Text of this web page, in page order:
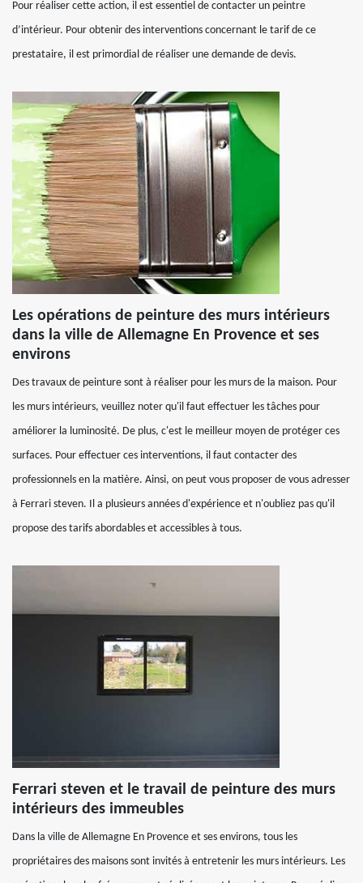
Pour réaliser cette action, il est essentiel de contacter un peintre
d’intérieur. Pour obtenir des interventions concernant le tarif de ce
prestataire, il est primordial de réaliser une demande de devis.
Les opérations de peinture des murs intérieurs
dans la ville de Allemagne En Provence et ses
environs
Des travaux de peinture sont à réaliser pour les murs de la maison. Pour
les murs intérieurs, veuillez noter qu'il faut effectuer les tâches pour
améliorer la luminosité. De plus, c'est le meilleur moyen de protéger ces
surfaces. Pour effectuer ces interventions, il faut contacter des
professionnels en la matière. Ainsi, on peut vous proposer de vous adresser
à Ferrari steven. Il a plusieurs années d'expérience et n'oubliez pas qu'il
propose des tarifs abordables et accessibles à tous.
Ferrari steven et le travail de peinture des murs
intérieurs des immeubles
Dans la ville de Allemagne En Provence et ses environs, tous les
propriétaires des maisons sont invités à entretenir les murs intérieurs. Les